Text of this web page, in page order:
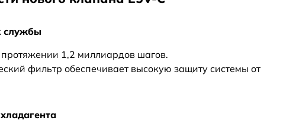
службы
1,2 миллиардов шагов.
фильтр обеспечивает высокую защиту системы от